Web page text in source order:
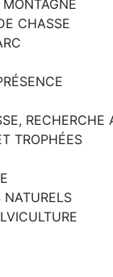
CHASSE
RECHERCHE
TROPHÉES
NATURELS